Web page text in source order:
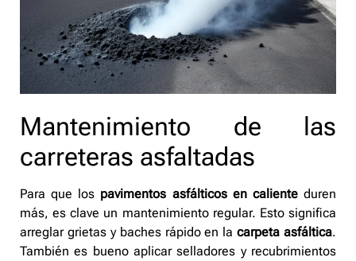
Mantenimiento de las
carreteras asfaltadas
Para que los pavimentos asfálticos en calienteduren
más, es clave un mantenimiento regular. Esto significa
arreglar grietas y baches rápido en lacarpeta asfáltica.
También es bueno aplicar selladores y recubrimientos